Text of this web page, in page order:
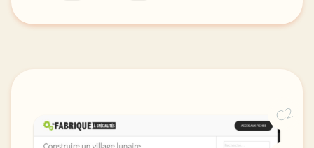
theme environnement et amenagement duree
C2